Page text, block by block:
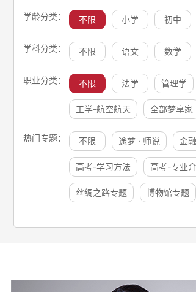
学龄分类： 不限 小学 初中
学科分类： 不限 语文 数学
职业分类： 不限 法学 管理学
工学-航空航天 全部梦享家
热门专题： 不限 途梦 · 师说 金
高考-学习方法 高考-专业
丝绸之路专题 博物馆专题